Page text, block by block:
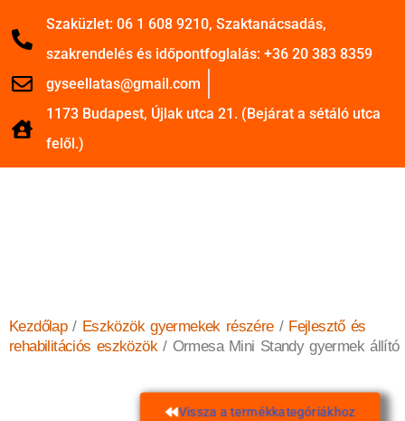
Szaküzlet: 06 1 608 9210, Szaktanácsadás,
szakrendelés és időpontfoglalás: +36 20 383 8359
gyseellatas@gmail.com
1173 Budapest, Újlak utca 21. (Bejárat a sétáló utca
felől.)
Kezdőlap/ Eszközök gyermekek részére/ Fejlesztő és
rehabilitációs eszközök/ Ormesa Mini Standy gyermek állító
Vissza a termékkategóriákhoz